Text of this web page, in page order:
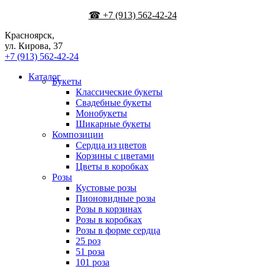
☎ +7 (913) 562-42-24
Красноярск,
ул. Кирова, 37
+7 (913) 562-42-24
КаталогБукеты
Классические букеты
Свадебные букеты
Монобукеты
Шикарные букеты
Композиции
Сердца из цветов
Корзины с цветами
Цветы в коробках
Розы
Кустовые розы
Пионовидные розы
Розы в корзинах
Розы в коробках
Розы в форме сердца
25 роз
51 роза
101 роза